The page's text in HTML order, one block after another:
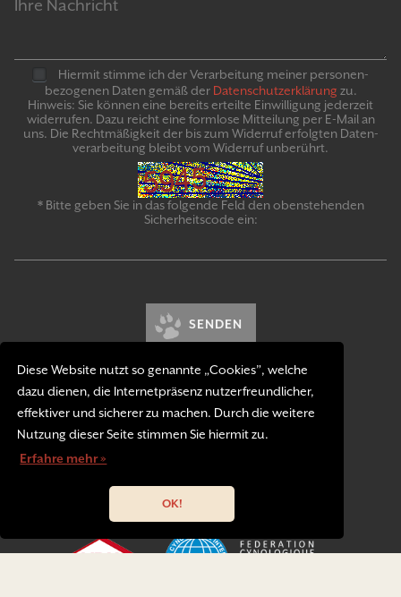
Diese Website nutzt so genannte „Cookies”, welche
dazu dienen, die Internetpräsenz nutzerfreundlicher,
effektiver und sicherer zu machen. Durch die weitere
Nutzung dieser Seite stimmen Sie hiermit zu.
Erfahre mehr »
OK!
Hiermit stimme ich der Verarbeitung meiner personen­
bezogenen Daten gemäß der Daten­schutz­er­klär­ung zu.
Hinweis: Sie können eine bereits erteilte Ein­willigung jeder­zeit
widerrufen. Dazu reicht eine formlose Mitteilung per E-Mail an
uns. Die Recht­mäßigkeit der bis zum Widerruf erfolgten Daten­
verarbeitung bleibt vom Wider­ruf un­be­rührt.
* Bitte geben Sie in das folgende Feld den obenstehenden
Sicherheitscode ein:
SENDEN
Impressum
Datenschutzerklärung